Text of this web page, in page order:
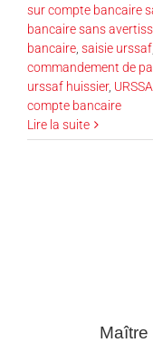
sur compte bancaire
bancaire sans
bancaire, saisie urssaf
commandement de
urssaf huissier,
compte bancaire
Lire la suite
Maître